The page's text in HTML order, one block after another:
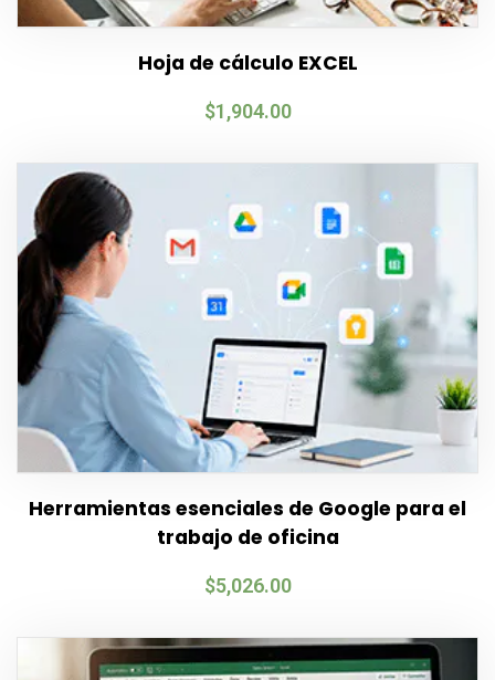
Hoja de cálculo EXCEL
$1,904.00
Herramientas esenciales de Google para el
trabajo de oficina
$5,026.00